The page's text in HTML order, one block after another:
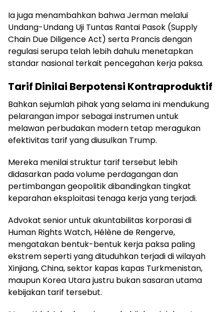
Ia juga menambahkan bahwa Jerman melalui
Undang-Undang Uji Tuntas Rantai Pasok (Supply
Chain Due Diligence Act) serta Prancis dengan
regulasi serupa telah lebih dahulu menetapkan
standar nasional terkait pencegahan kerja paksa.
Tarif Dinilai Berpotensi Kontraproduktif
Bahkan sejumlah pihak yang selama ini mendukung
pelarangan impor sebagai instrumen untuk
melawan perbudakan modern tetap meragukan
efektivitas tarif yang diusulkan Trump.
Mereka menilai struktur tarif tersebut lebih
didasarkan pada volume perdagangan dan
pertimbangan geopolitik dibandingkan tingkat
keparahan eksploitasi tenaga kerja yang terjadi.
Advokat senior untuk akuntabilitas korporasi di
Human Rights Watch, Hélène de Rengerve,
mengatakan bentuk-bentuk kerja paksa paling
ekstrem seperti yang dituduhkan terjadi di wilayah
Xinjiang, China, sektor kapas kapas Turkmenistan,
maupun Korea Utara justru bukan sasaran utama
kebijakan tarif tersebut.